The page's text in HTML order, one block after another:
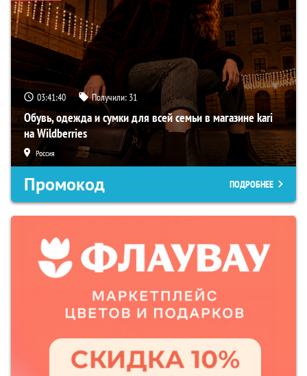
03:41:39 Получили: 31
Обувь, одежда и сумки для всей семьи в магазине kari
на Wildberries
Россия
Промокод ПОДРОБНЕЕ